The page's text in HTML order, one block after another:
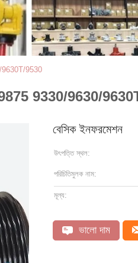
9630T/9530
9330/9630/
বেসিক ইনফরমেশন
উৎপত্তি স্থল:
পরিচিতিমুলক নাম:
মূল্য:
ভালো দাম